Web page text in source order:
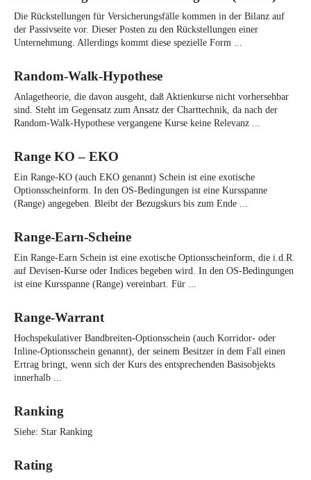
Die Rückstellungen für Versicherungsfälle kommen in der Bilanz auf
der Passivseite vor. Dieser Posten zu den Rückstellungen einer
Unternehmung. Allerdings kommt diese spezielle Form ...
Random-Walk-Hypothese
Anlagetheorie, die davon ausgeht, daß Aktienkurse nicht vorhersehbar
sind. Steht im Gegensatz zum Ansatz der Charttechnik, da nach der
Random-Walk-Hypothese vergangene Kurse keine Relevanz ...
Range KO – EKO
Ein Range-KO (auch EKO genannt) Schein ist eine exotische
Optionsscheinform. In den OS-Bedingungen ist eine Kursspanne
(Range) angegeben. Bleibt der Bezugskurs bis zum Ende ...
Range-Earn-Scheine
Ein Range-Earn Schein ist eine exotische Optionsscheinform, die i.d.R.
auf Devisen-Kurse oder Indices begeben wird. In den OS-Bedingungen
ist eine Kursspanne (Range) vereinbart. Für ...
Range-Warrant
Hochspekulativer Bandbreiten-Optionsschein (auch Korridor- oder
Inline-Optionsschein genannt), der seinem Besitzer in dem Fall einen
Ertrag bringt, wenn sich der Kurs des entsprechenden Basisobjekts
innerhalb ...
Ranking
Siehe: Star Ranking
Rating